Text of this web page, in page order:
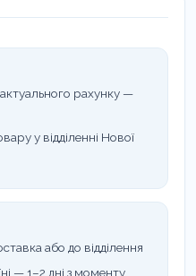
LEAF JUICE*,
HYDROXYAPATITE,
GLUCOSIDE,
ACID, SODIUM
рахунку —
у відділенні Нової
або до відділення
— 1–2 дні з моменту